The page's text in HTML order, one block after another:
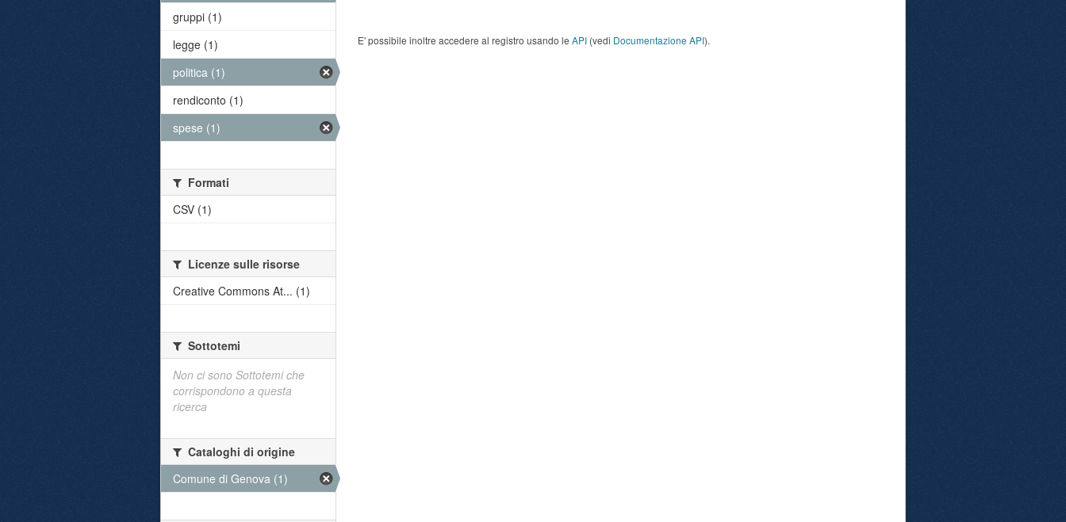
E' possibile inoltre accedere al registro usando le API (vedi Documentazione API).
gruppi (1)
legge (1)
politica (1)
rendiconto (1)
spese (1)
Formati
CSV (1)
Licenze sulle risorse
Creative Commons At... (1)
Sottotemi
Non ci sono Sottotemi che
corrispondono a questa
ricerca
Cataloghi di origine
Comune di Genova (1)